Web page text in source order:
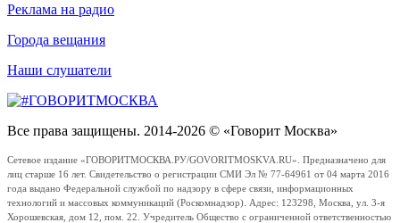
Реклама на радио
Города вещания
Наши слушатели
Все права защищены. 2014-2026 © «Говорит Москва»
Сетевое издание «ГОВОРИТМОСКВА.РУ/GOVORITMOSKVA.RU». Предназначено для
лиц старше 16 лет. Свидетельство о регистрации СМИ Эл № 77-64961 от 04 марта 2016
года выдано Федеральной службой по надзору в сфере связи, информационных
технологий и массовых коммуникаций (Роскомнадзор). Адрес: 123298, Москва, ул. 3-я
Хорошевская, дом 12, пом. 22. Учредитель Общество с ограниченной ответственностью